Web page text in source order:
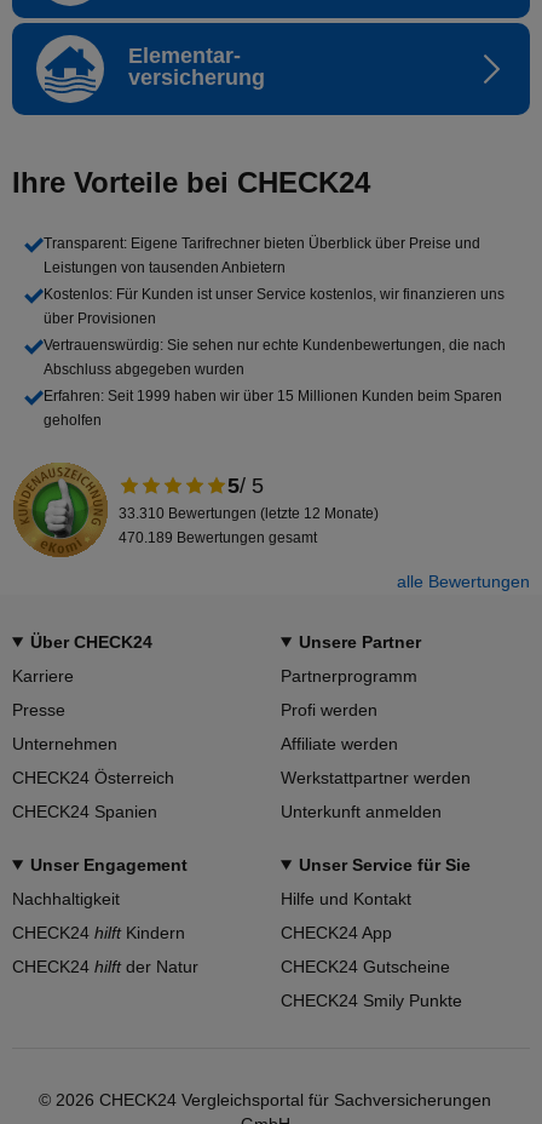
Elementar-
versicherung
Ihre Vorteile bei CHECK24
Transparent: Eigene Tarifrechner bieten Überblick über Preise und
Leistungen von tausenden Anbietern
Kostenlos: Für Kunden ist unser Service kostenlos, wir finanzieren uns
über Provisionen
Vertrauenswürdig: Sie sehen nur echte Kundenbewertungen, die nach
Abschluss abgegeben wurden
Erfahren: Seit 1999 haben wir über 15 Millionen Kunden beim Sparen
geholfen
5/ 5
33.310 Bewertungen (letzte 12 Monate)
470.189 Bewertungen gesamt
alle Bewertungen
Über CHECK24
Karriere
Presse
Unternehmen
CHECK24 Österreich
CHECK24 Spanien
Unsere Partner
Partnerprogramm
Profi werden
Affiliate werden
Werkstattpartner werden
Unterkunft anmelden
Unser Engagement
Nachhaltigkeit
CHECK24 hilftKindern
CHECK24 hilftder Natur
Unser Service für Sie
Hilfe und Kontakt
CHECK24 App
CHECK24 Gutscheine
CHECK24 Smily Punkte
© 2026 CHECK24 Vergleichsportal für Sachversicherungen